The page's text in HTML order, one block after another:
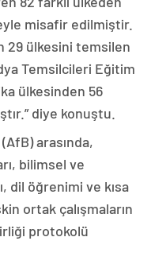
misafir edilmiştir.
29 ülkesini temsilen
Temsilcileri Eğitim
ülkesinden 56
diye konuştu.
arasında,
bilimsel ve
dil öğrenimi ve kısa
ortak çalışmaların
protokolü